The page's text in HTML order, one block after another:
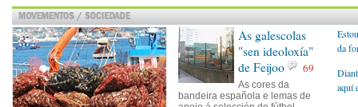
As galescolas
"sen ideoloxía"
de Feijoo
69
As cores da
bandeira española e lemas de
da
aquí